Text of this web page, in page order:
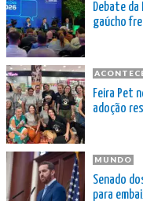
Debate
gaúcho
Feira Pet
adoção
MUNDO
Senado
para